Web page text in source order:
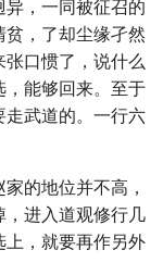
，一同被征召的
，了却尘缘孑然
口惯了，说什么
，能够回来。至于
走武道的。一行六
的地位并不高，
，进入道观修行几
上，就要再作另外